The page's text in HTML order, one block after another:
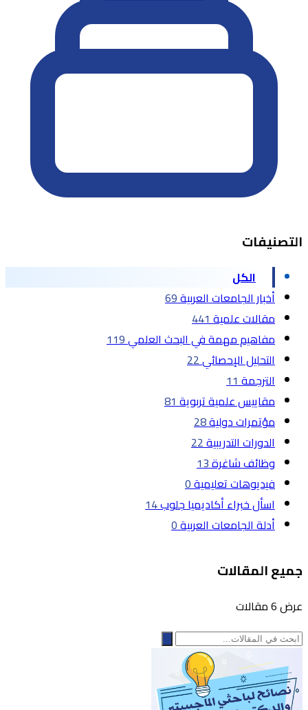
التصنيفات
الكل
أخبار الجامعات العربية69
مقالات علمية441
مفاهيم مهمة في البحث العلمي119
التحليل الإحصائي22
الترجمة11
مقاييس علمية تربوية81
مؤتمرات دولية28
الدورات التدريبية22
وظائف شاغرة13
فيديوهات تعليمية0
اسأل خبراء أكاديميا جلوب14
أدلة الجامعات العربية0
جميع المقالات
عرض 6 مقالات